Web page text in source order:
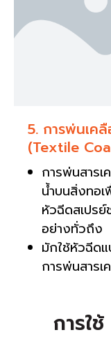
5. การพ่นเค
(Textile
การพ่นสาร
น้ำบนสิ่งทอ
หัวฉีดสเปร
อย่างทั่วถึง
มักใช้หัวฉีด
การพ่นสาร
การใ